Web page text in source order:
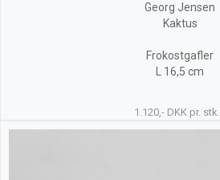
Georg Jensen
Kaktus
Frokostgafler
L 16,5 cm
1.120,- DKK pr. stk.